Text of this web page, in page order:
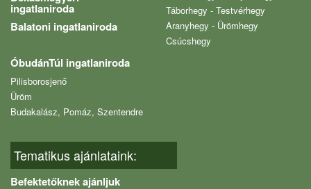
ingatlaniroda
Balatoni ingatlaniroda
Táborhegy - Testvérhegy
Aranyhegy - Ürömhegy
Csúcshegy
ÓbudánTúl ingatlaniroda
Pilisborosjenő
Üröm
Budakalász, Pomáz, Szentendre
Tematikus ajánlataink:
Befektetőknek ajánljuk